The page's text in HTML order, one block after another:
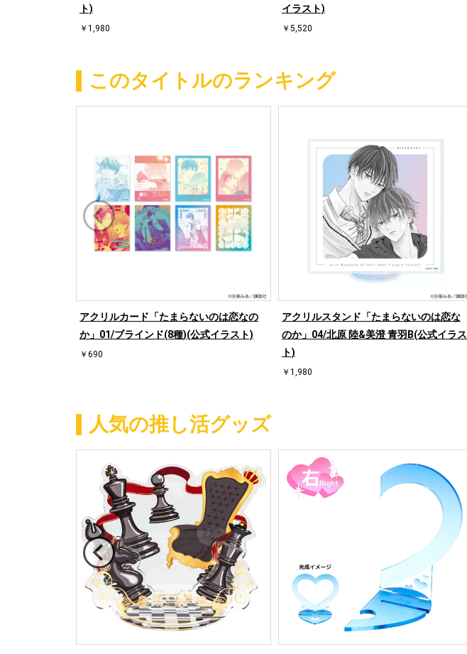
ト)
￥1,980
イラスト)
￥5,520
このタイトルのランキング
アクリルカード「たまらないのは恋なの
か」01/ブラインド(8種)(公式イラスト)
￥690
アクリルスタンド「たまらないのは恋な
のか」04/北原 陸&美澄 青羽B(公式イラス
ト)
￥1,980
人気の推し活グッズ